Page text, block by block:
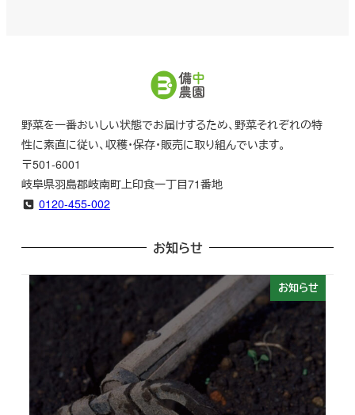
野菜を一番おいしい状態でお届けするため、野菜それぞれの特
性に素直に従い、収穫・保存・販売に取り組んでいます。
〒501-6001
岐阜県羽島郡岐南町上印食一丁目71番地
0120-455-002
お知らせ
お知らせ